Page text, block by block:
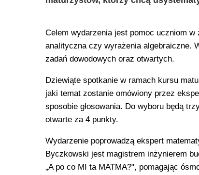
Celem wydarzenia jest pomoc uczniom
analityczna czy wyrażenia algebraiczne.
zadań dowodowych oraz otwartych.
Dziewiąte spotkanie w ramach kursu
jaki temat zostanie omówiony przez
sposobie głosowania. Do wyboru będą
otwarte za 4 punkty.
Wydarzenie poprowadzą ekspert
Byczkowski jest magistrem inżynierem
„A po co MI ta MATMA?", pomagając